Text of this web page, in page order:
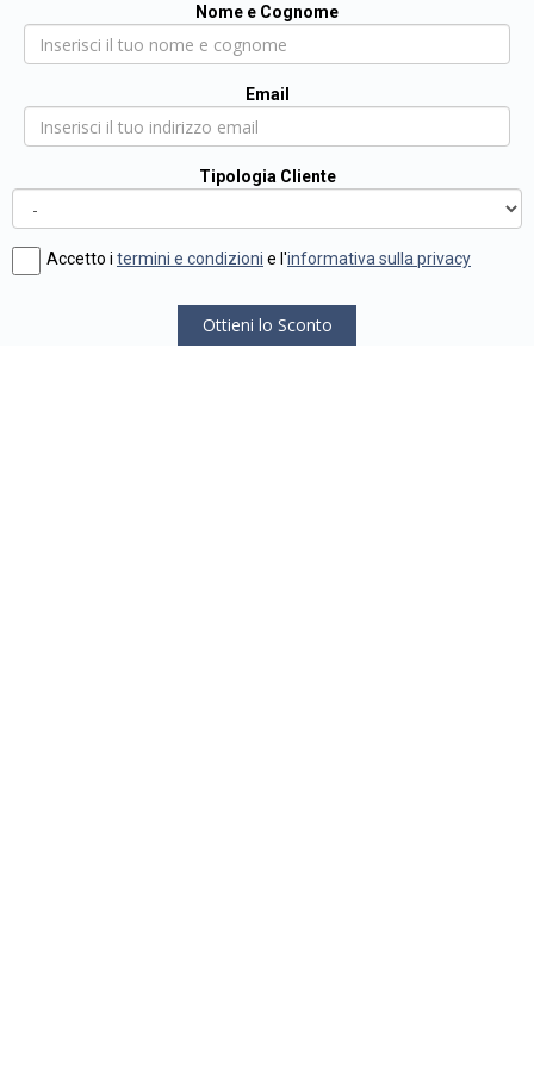
Nome e Cognome
Email
Tipologia Cliente
Accetto i termini e condizioni e l'informativa sulla privacy
Ottieni lo Sconto